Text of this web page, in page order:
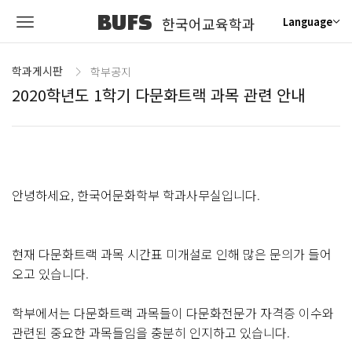
BUFS 한국어교육학과 Language
학과게시판 학부공지
2020학년도 1학기 다문화트랙 과목 관련 안내
안녕하세요, 한국어문화학부 학과사무실입니다.
현재 다문화트랙 과목 시간표 미개설로 인해 많은 문의가 들어
오고 있습니다.
학부에서는 다문화트랙 과목들이 다문화전문가 자격증 이수와
관련된 중요한 과목들임을 충분히 인지하고 있습니다.